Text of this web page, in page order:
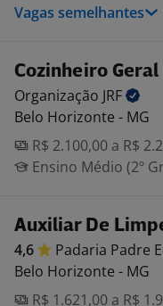
Vagas semelhantes
Cozinheiro Geral
Organização JRF
Belo Horizonte - MG
R$ 2.100,00 a R$
Ensino Médio (2º
Auxiliar De
4,6 Padaria Padre
Belo Horizonte - MG
R$ 1.621,00 a R$